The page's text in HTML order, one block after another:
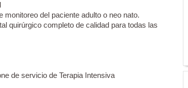
del paciente adulto o neo nato.
quirúrgico completo de calidad para todas las
de servicio de Terapia Intensiva